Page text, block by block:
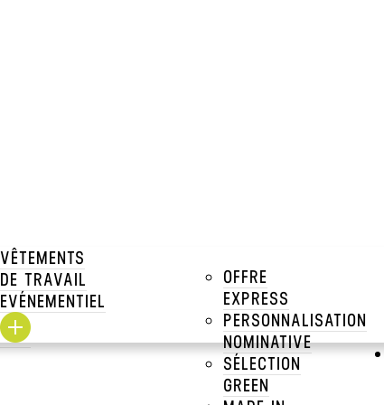
VÊTEMENTS
DE TRAVAIL
EVÉNEMENTIEL
OFFRE
EXPRESS
PERSONNALISATION
NOMINATIVE
SÉLECTION
GREEN
TARIFS DÉGRESSIFS
TARIFS DÉGRESSIFS MARQUAGES